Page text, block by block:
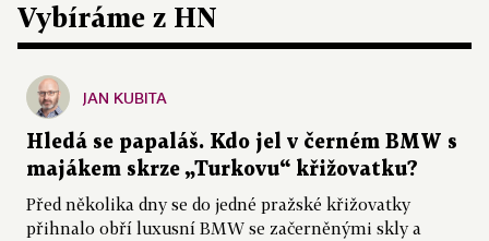
Vybíráme z HN
JAN KUBITA
Hledá se papaláš. Kdo jel v černém BMW s
majákem skrze „Turkovu“ křižovatku?
Před několika dny se do jedné pražské křižovatky
přihnalo obří luxusní BMW se začerněnými skly a